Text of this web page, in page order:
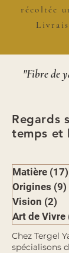
récoltée
"Fibre de
Regards
temps et
Matière (17)
Origines (9)
Vision (2)
Art de Vivre
Chez Tergel
spécialisons